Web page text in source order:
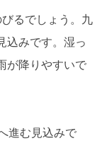
るでしょう。九
込みです。湿っ
が降りやすいで
進む見込みで